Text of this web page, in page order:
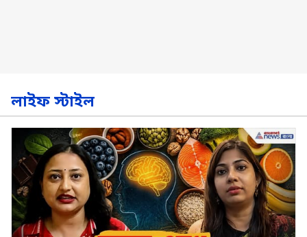
লাইফ স্টাইল